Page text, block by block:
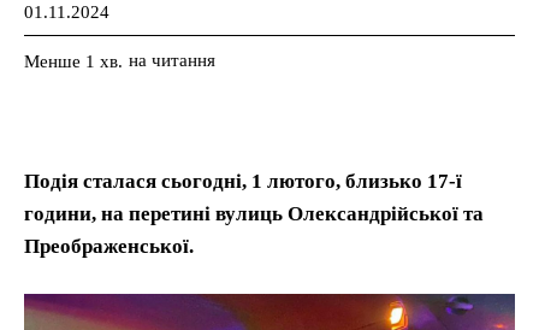
01.11.2024
Менше 1 хв. на читання
Подія сталася сьогодні, 1 лютого, близько 17-ї
години, на перетині вулиць Олександрійської та
Преображенської.